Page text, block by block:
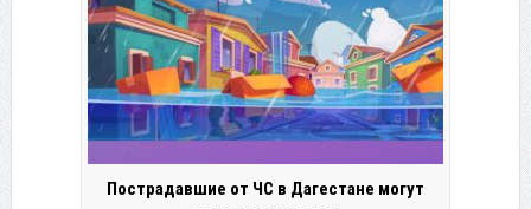
Пострадавшие от ЧС в Дагестане могут